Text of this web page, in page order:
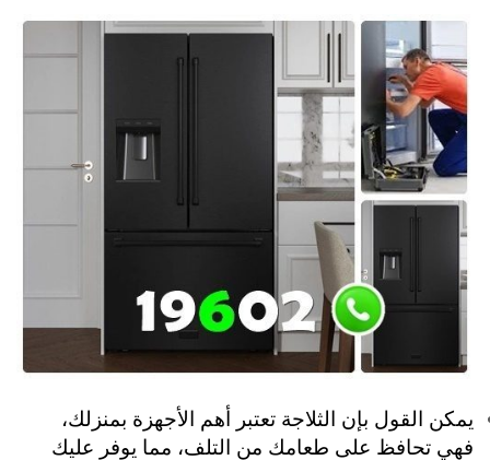
يمكن القول بإن الثلاجة تعتبر أهم الأجهزة بمنزلك،
فهي تحافظ على طعامك من التلف، مما يوفر عليك